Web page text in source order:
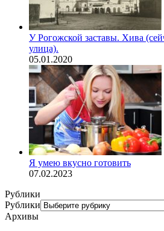
У Рогожской заставы. Хива
улица).
05.01.2020
Я умею вкусно готовить
07.02.2023
Рублики
Рублики
Архивы